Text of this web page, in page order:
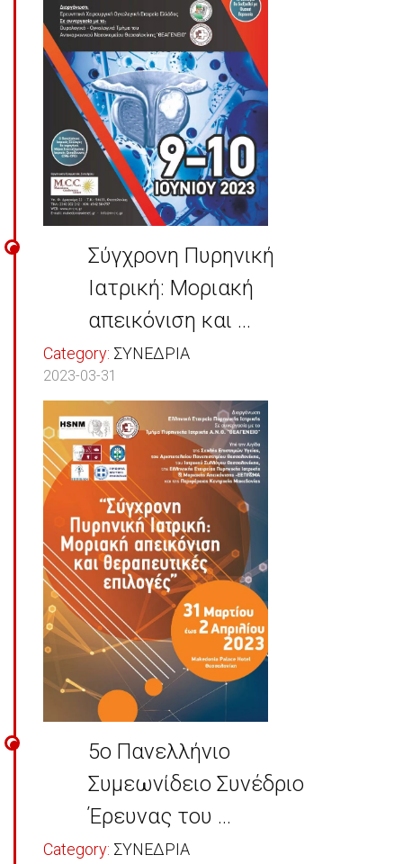
Σύγχρονη Πυρηνική
Ιατρική: Μοριακή
απεικόνιση και ...
Category: ΣΥΝΕΔΡΙΑ
2023-03-31
5ο Πανελλήνιο
Συμεωνίδειο Συνέδριο
Έρευνας του ...
Category: ΣΥΝΕΔΡΙΑ